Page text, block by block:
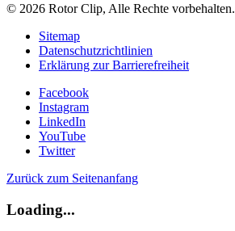
© 2026 Rotor Clip, Alle Rechte vorbehalten.
Sitemap
Datenschutzrichtlinien
Erklärung zur Barrierefreiheit
Facebook
Instagram
LinkedIn
YouTube
Twitter
Zurück zum Seitenanfang
Loading...